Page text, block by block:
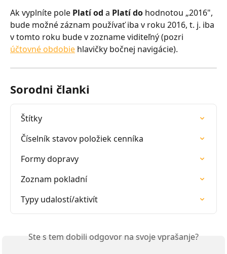
Ak vyplníte pole Platí od a Platí do hodnotou „2016",
bude možné záznam používať iba v roku 2016, t. j. iba
v tomto roku bude v zozname viditeľný (pozri
účtovné obdobie hlavičky bočnej navigácie).
Sorodni članki
Štítky
Číselník stavov položiek cenníka
Formy dopravy
Zoznam pokladní
Typy udalostí/aktivít
Ste s tem dobili odgovor na svoje vprašanje?